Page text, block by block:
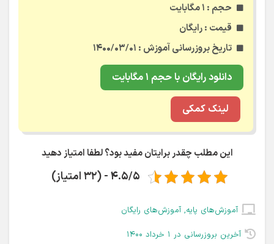
حجم : ۱ مگابایت
قیمت : رایگان
تاریخ بروزرسانی آموزش : ۱۴۰۰/۰۳/۰۱
دانلود رایگان با حجم ۱ مگابایت
لینک کمکی
این مطلب چقدر برایتان مفید بود؟ لطفا امتیاز دهید
4.5/5 - (32 امتیاز)
آموزش‌های پایه, آموزش‌های رایگان
آخرین بروزرسانی در ۱ خرداد ۱۴۰۰